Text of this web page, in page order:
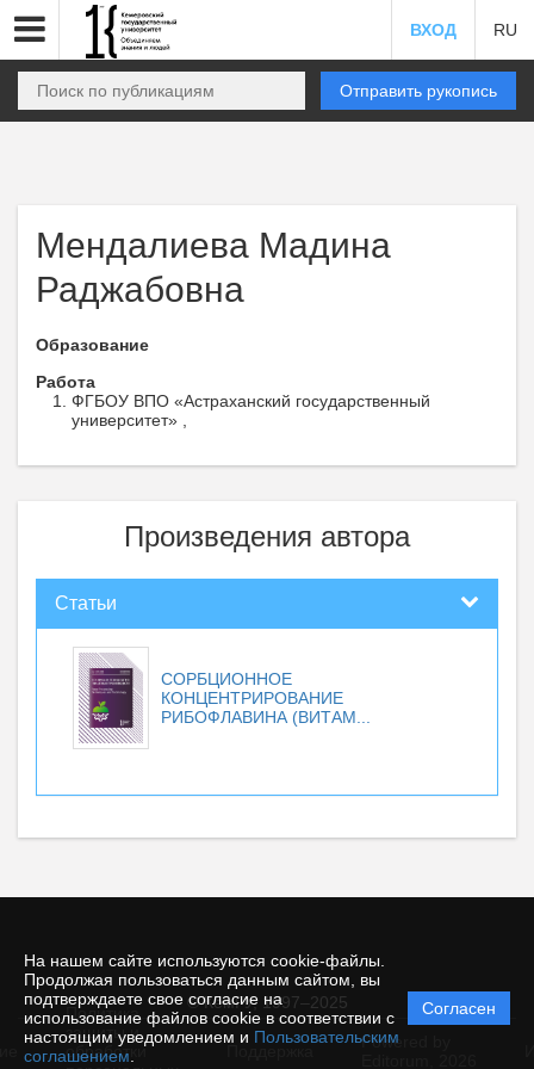
На нашем сайте используются cookie-файлы.
Продолжая пользоваться данным сайтом, вы
подтверждаете свое согласие на
использование файлов cookie в соответствии с
настоящим уведомлением и Пользовательским
соглашением
Согласен
ВХОД RU
Отправить рукопись
Мендалиева Мадина
Раджабовна
Образование
Работа
ФГБОУ ВПО «Астраханский государственный
университет» ,
Произведения автора
Статьи
СОРБЦИОННОЕ
КОНЦЕНТРИРОВАНИЕ
РИБОФЛАВИНА (ВИТАМ...
© КемГУ, 1997–2025
Политика
защиты и
обработки
Powered by